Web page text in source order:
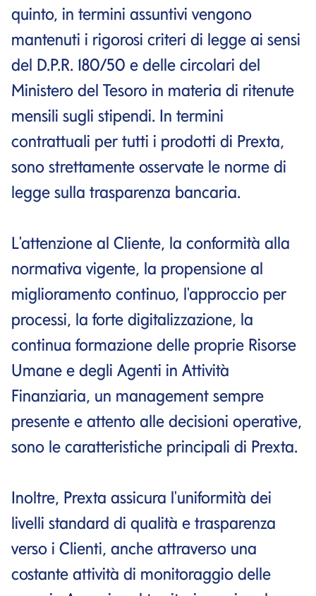
quinto, in termini assuntivi vengono
mantenuti i rigorosi criteri di legge ai sensi
del D.P.R. 180/50 e delle circolari del
Ministero del Tesoro in materia di ritenute
mensili sugli stipendi. In termini
contrattuali per tutti i prodotti di Prexta,
sono strettamente osservate le norme di
legge sulla trasparenza bancaria.
L'attenzione al Cliente, la conformità alla
normativa vigente, la propensione al
miglioramento continuo, l'approccio per
processi, la forte digitalizzazione, la
continua formazione delle proprie Risorse
Umane e degli Agenti in Attività
Finanziaria, un management sempre
presente e attento alle decisioni operative,
sono le caratteristiche principali di Prexta.
Inoltre, Prexta assicura l'uniformità dei
livelli standard di qualità e trasparenza
verso i Clienti, anche attraverso una
costante attività di monitoraggio delle